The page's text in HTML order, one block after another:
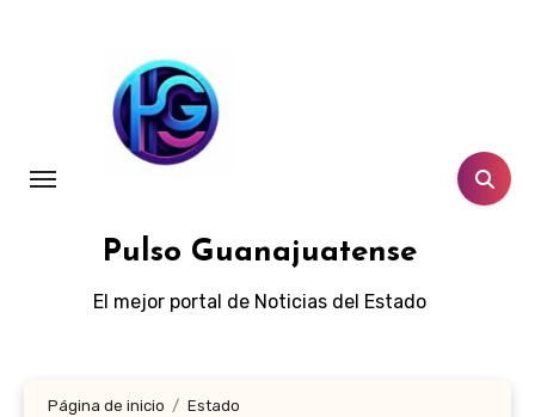
Pulso Guanajuatense
El mejor portal de Noticias del Estado
Página de inicio
Estado